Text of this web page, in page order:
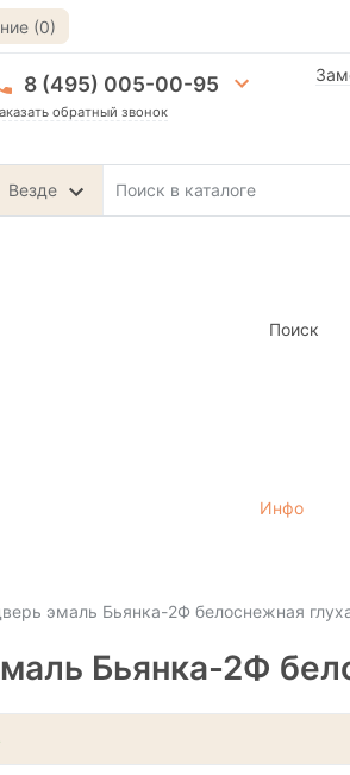
(0)
8 (495) 005-00-95
обратный звонок
Везде
Поиск
Инфо
эмаль Бьянка-2Ф белоснежная
Бьянка-2Ф